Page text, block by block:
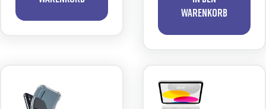
Warenkorb